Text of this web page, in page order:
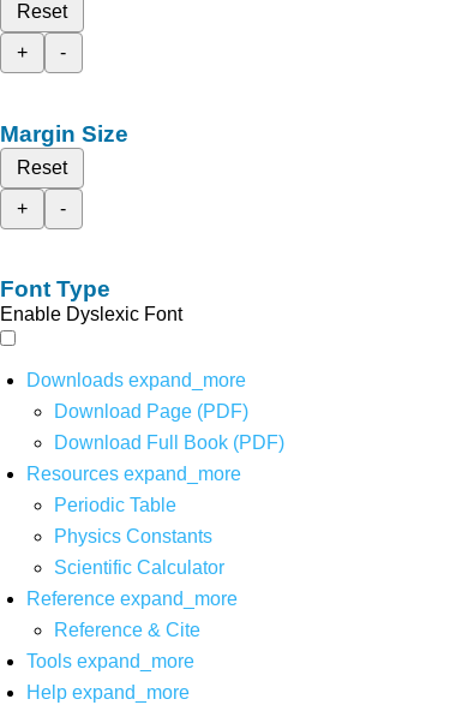
Reset
+
-
Margin Size
Reset
+
-
Font Type
Enable Dyslexic Font
Downloads expand_more
Download Page (PDF)
Download Full Book (PDF)
Resources expand_more
Periodic Table
Physics Constants
Scientific Calculator
Reference expand_more
Reference & Cite
Tools expand_more
Help expand_more